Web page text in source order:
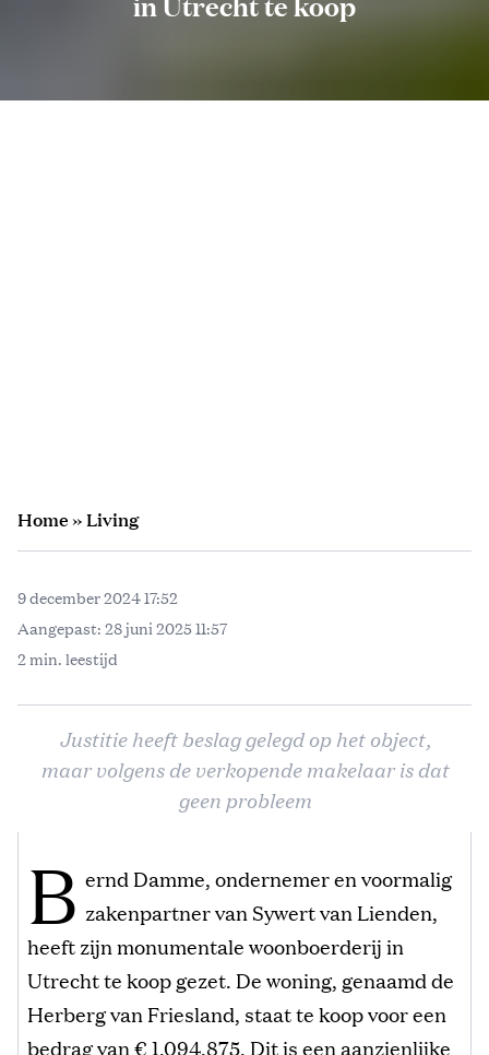
Home»Living
9 december 2024 17:52
Aangepast: 28 juni 2025 11:57
2 min. leestijd
Justitie heeft beslag gelegd op het object,
maar volgens de verkopende makelaar is dat
geen probleem
B ernd Damme, ondernemer en voormalig
zakenpartner van Sywert van Lienden,
heeft zijn monumentale woonboerderij in
Utrecht te koop gezet. De woning, genaamd de
Herberg van Friesland, staat te koop voor een
bedrag van € 1.094.875. Dit is een aanzienlijke